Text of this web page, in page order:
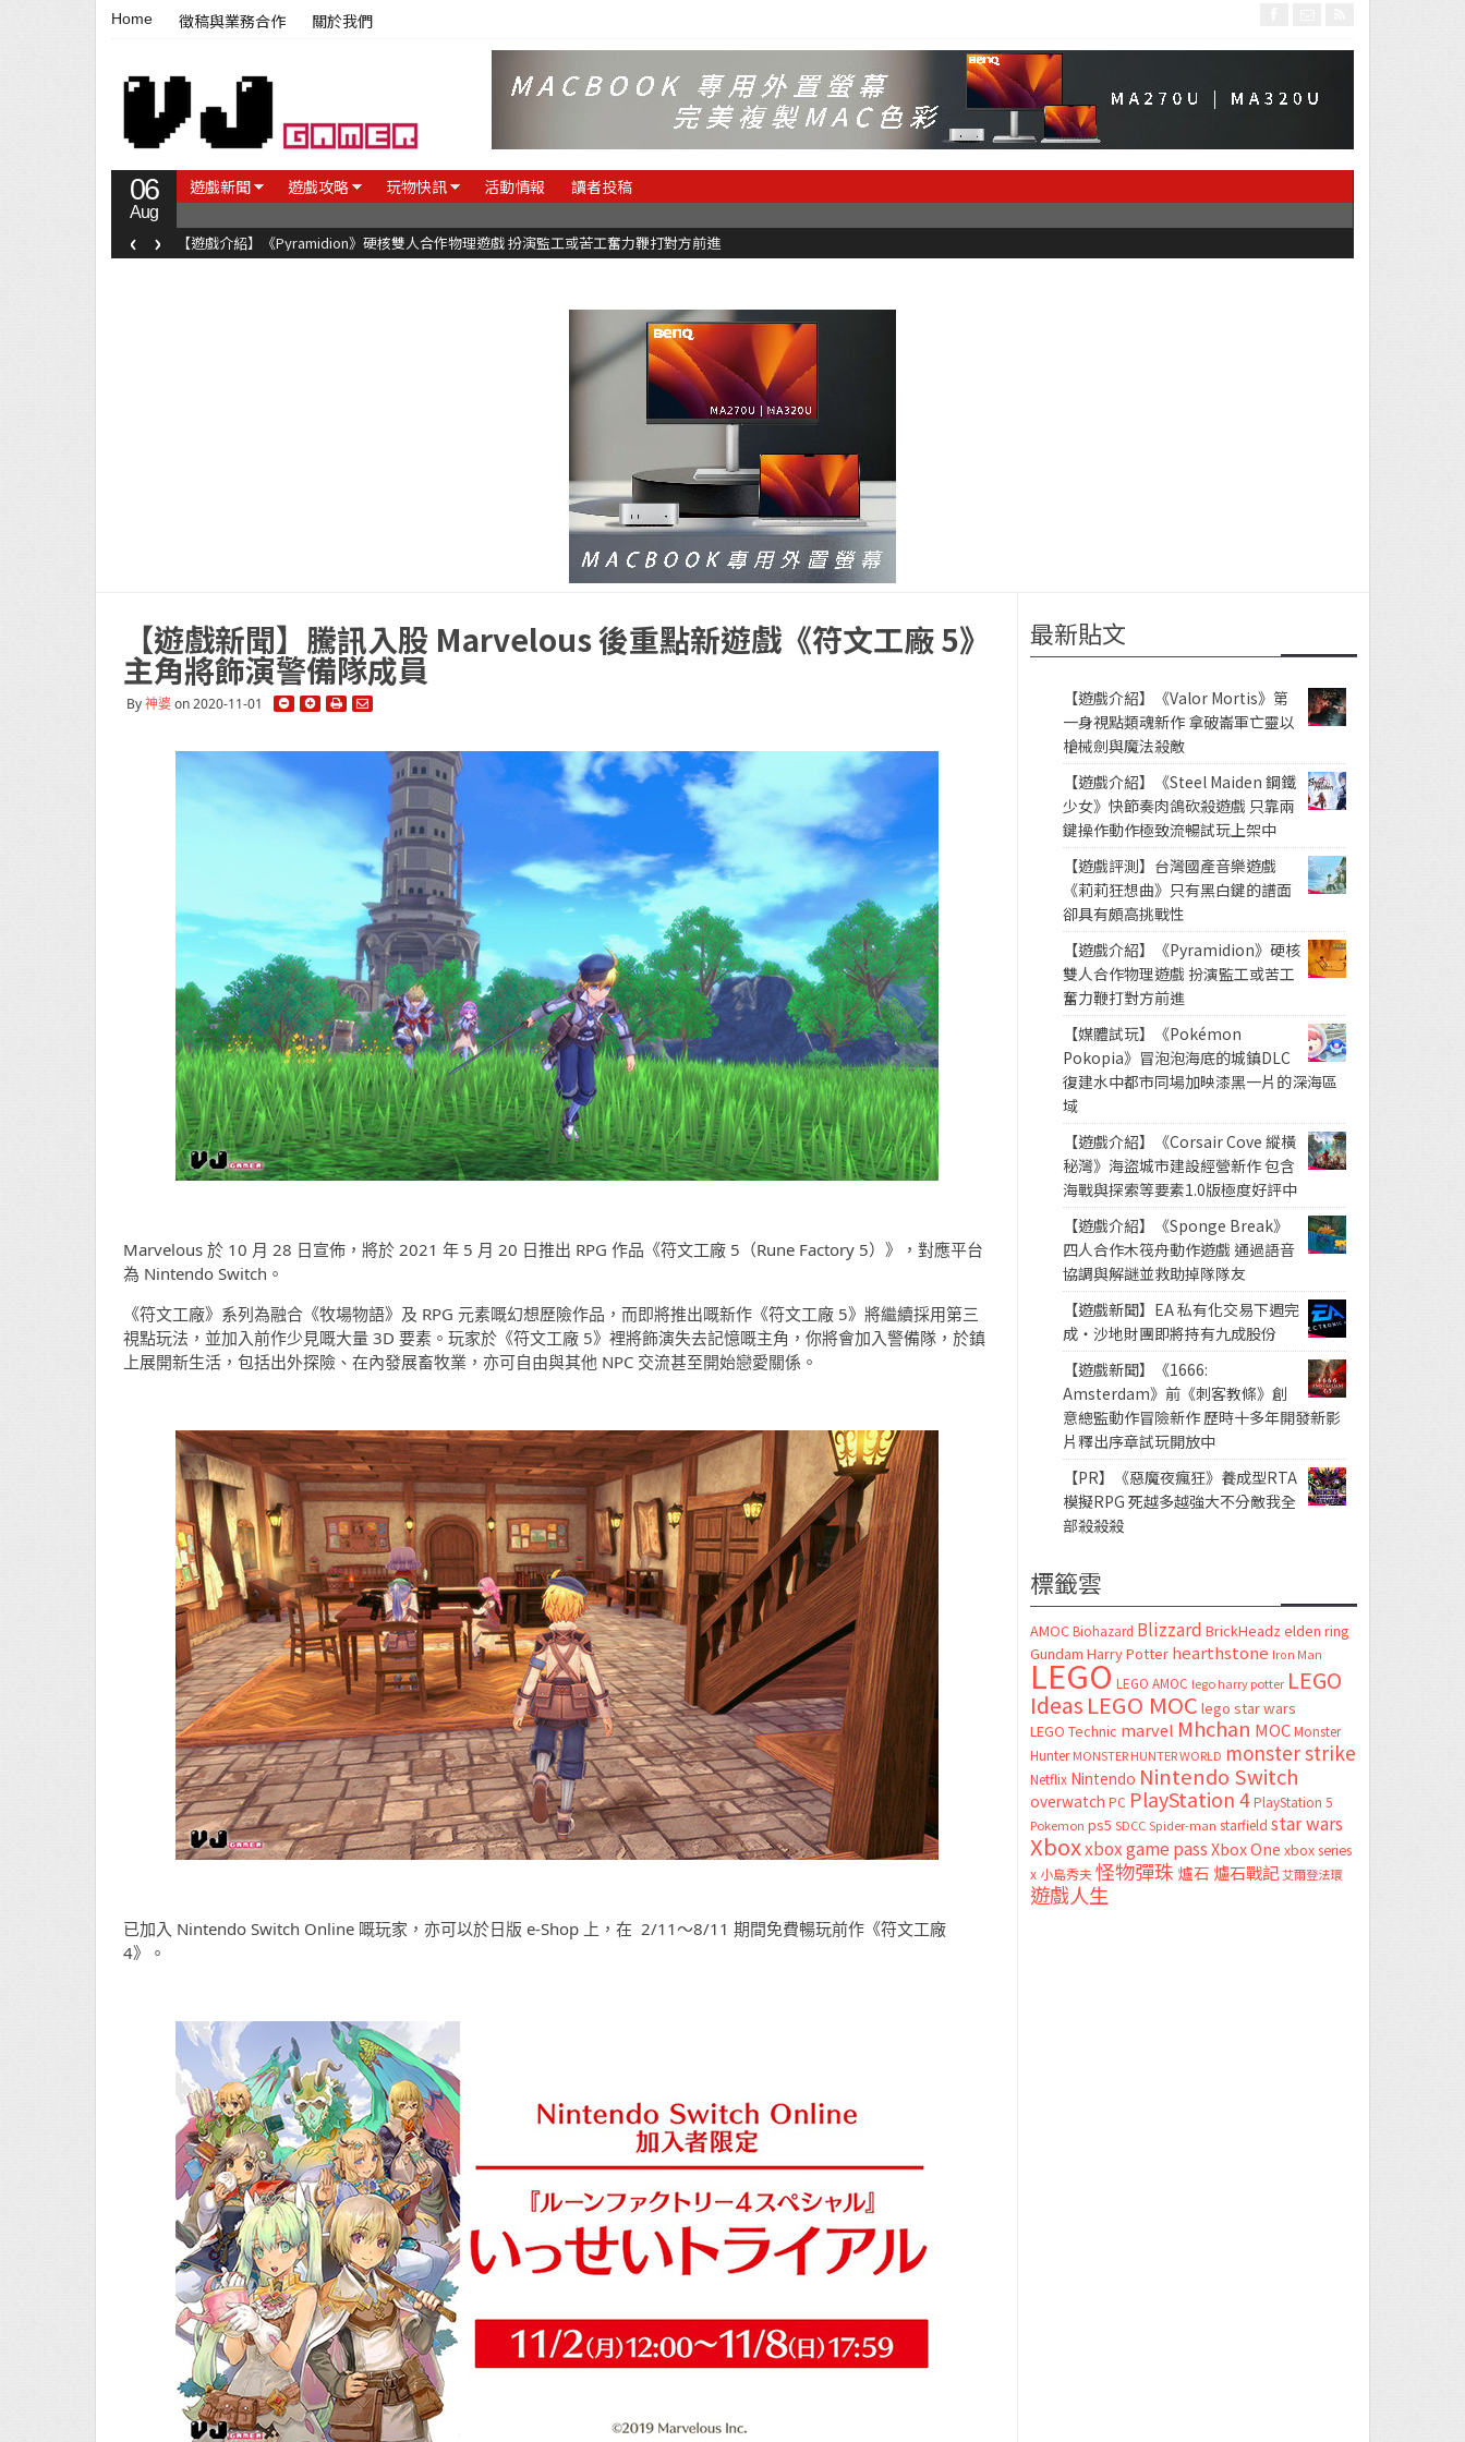
Home 徵稿與業務合作 關於我們
06
Aug
遊戲新聞 遊戲攻略 玩物快訊 活動情報 讀者投稿
【遊戲介紹】《Pyramidion》硬核雙人合作物理遊戲 扮演監工或苦工奮力鞭打對方前進
‹ ›
【遊戲新聞】騰訊入股 Marvelous 後重點新遊戲《符文工廠 5》
主角將飾演警備隊成員
By神婆on 2020-11-01
Marvelous 於 10 月 28 日宣佈，將於 2021 年 5 月 20 日推出 RPG 作品《符文工廠 5（Rune Factory 5）》，對應平台
為 Nintendo Switch。
《符文工廠》系列為融合《牧場物語》及 RPG 元素嘅幻想歷險作品，而即將推出嘅新作《符文工廠 5》將繼續採用第三
視點玩法，並加入前作少見嘅大量 3D 要素。玩家於《符文工廠 5》裡將飾演失去記憶嘅主角，你將會加入警備隊，於鎮
上展開新生活，包括出外探險、在內發展畜牧業，亦可自由與其他 NPC 交流甚至開始戀愛關係。
已加入 Nintendo Switch Online 嘅玩家，亦可以於日版 e-Shop 上，在 2/11～8/11 期間免費暢玩前作《符文工廠
4》。
最新貼文
【遊戲介紹】《Valor Mortis》第
一身視點類魂新作 拿破崙軍亡靈以
槍械劍與魔法殺敵
【遊戲介紹】《Steel Maiden 鋼鐵
少女》快節奏肉鴿砍殺遊戲 只靠兩
鍵操作動作極致流暢試玩上架中
【遊戲評測】台灣國產音樂遊戲
《莉莉狂想曲》只有黑白鍵的譜面
卻具有頗高挑戰性
【遊戲介紹】《Pyramidion》硬核
雙人合作物理遊戲 扮演監工或苦工
奮力鞭打對方前進
【媒體試玩】《Pokémon
Pokopia》冒泡泡海底的城鎮DLC
復建水中都市同場加映漆黑一片的深海區
域
【遊戲介紹】《Corsair Cove 縱橫
秘灣》海盜城市建設經營新作 包含
海戰與探索等要素1.0版極度好評中
【遊戲介紹】《Sponge Break》
四人合作木筏舟動作遊戲 通過語音
協調與解謎並救助掉隊隊友
【遊戲新聞】EA 私有化交易下週完
成・沙地財團即將持有九成股份
【遊戲新聞】《1666:
Amsterdam》前《刺客教條》創
意總監動作冒險新作 歷時十多年開發新影
片釋出序章試玩開放中
【PR】《惡魔夜瘋狂》養成型RTA
模擬RPG 死越多越強大不分敵我全
部殺殺殺
標籤雲
AMOC Biohazard Blizzard BrickHeadz elden ring
Gundam Harry Potter hearthstone Iron Man
LEGO LEGO AMOC lego harry potter LEGO
Ideas LEGO MOC lego star wars
LEGO Technic marvel Mhchan MOC Monster
Hunter MONSTER HUNTER WORLD monster strike
Netflix Nintendo Nintendo Switch
overwatch PC PlayStation 4 PlayStation 5
Pokemon ps5 SDCC Spider-man starfield star wars
Xboxxbox game passXbox One xbox series
x 小島秀夫怪物彈珠 爐石 爐石戰記艾爾登法環
遊戲人生